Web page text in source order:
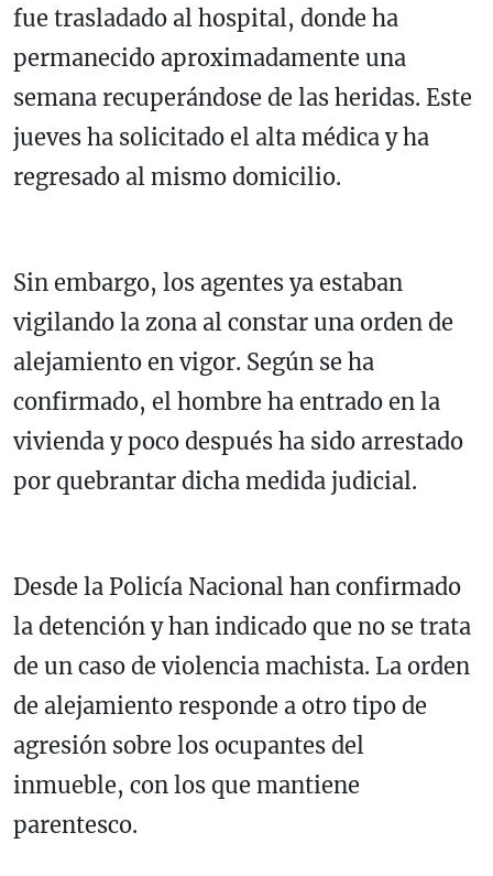
fue trasladado al hospital, donde ha
permanecido aproximadamente una
semana recuperándose de las heridas. Este
jueves ha solicitado el alta médica y ha
regresado al mismo domicilio.
Sin embargo, los agentes ya estaban
vigilando la zona al constar una orden de
alejamiento en vigor. Según se ha
confirmado, el hombre ha entrado en la
vivienda y poco después ha sido arrestado
por quebrantar dicha medida judicial.
Desde la Policía Nacional han confirmado
la detención y han indicado que no se trata
de un caso de violencia machista. La orden
de alejamiento responde a otro tipo de
agresión sobre los ocupantes del
inmueble, con los que mantiene
parentesco.